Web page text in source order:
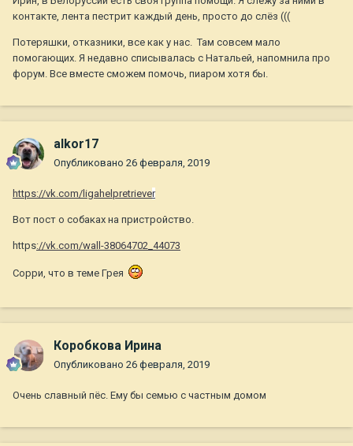
контакте, лента пестрит каждый день, просто до слёз (((
Потеряшки, отказники, все как у нас. Там совсем мало
помогающих. Я недавно списывалась с Натальей, напомнила про
форум. Все вместе сможем помочь, пиаром хотя бы.
alkor17
Опубликовано 26 февраля, 2019
https://vk.com/ligahelpretriever
Вот пост о собаках на пристройство.
https://vk.com/wall-38064702_44073
Сорри, что в теме Грея
Коробкова Ирина
Опубликовано 26 февраля, 2019
Очень славный пёс. Ему бы семью с частным домом